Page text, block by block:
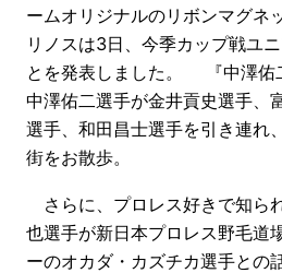
ームオリジナルのリボンマグネ
リノスは3日、今季カップ戦ユ
とを発表しました。 『中澤佑
中澤佑二選手が金井貢史選手、
選手、和田昌士選手を引き連れ
街をお散歩。
さらに、プロレス好きで知ら
也選手が新日本プロレス野毛道
ーのオカダ・カズチカ選手との